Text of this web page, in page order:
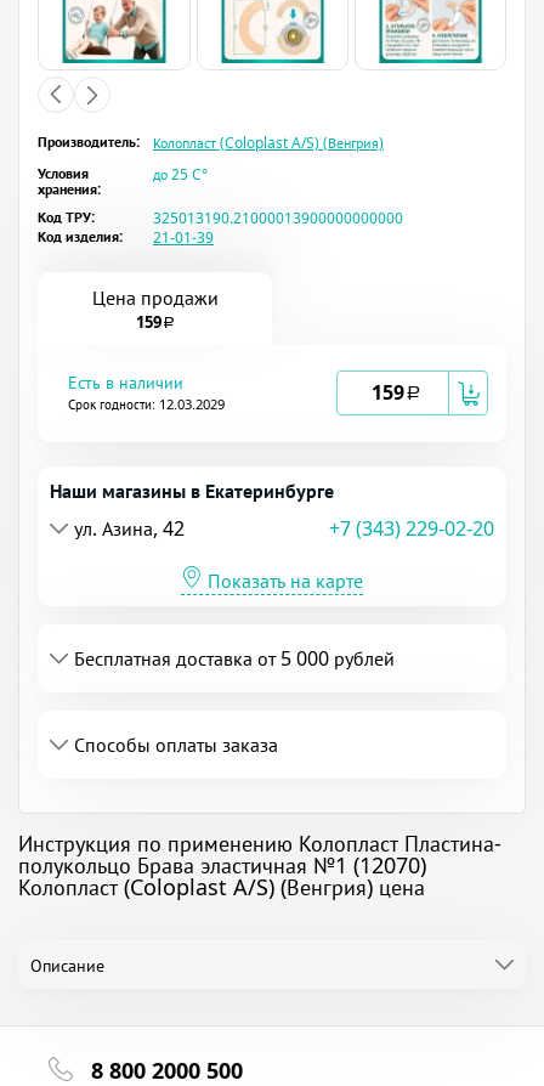
Производитель:
Колопласт (Coloplast A/S) (Венгрия)
Условия
хранения:
до 25 C°
Код ТРУ:
325013190.21000013900000000000
Код изделия:
21-01-39
Цена продажи
159a
Есть в наличии
Срок годности: 12.03.2029 159a
Наши магазины в Екатеринбурге
ул. Азина, 42
+7 (343) 229-02-20
Показать на карте
Бесплатная доставка от 5 000 рублей
Способы оплаты заказа
Инструкция по применению Колопласт Пластина-
полукольцо Брава эластичная №1 (12070)
Колопласт (Coloplast A/S) (Венгрия) цена
Описание
8 800 2000 500